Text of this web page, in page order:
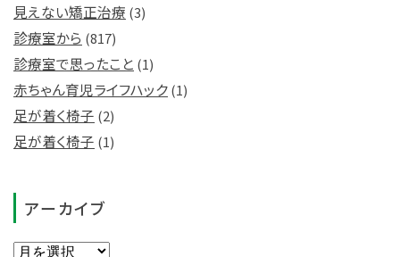
見えない矯正治療 (3)
診療室から (817)
診療室で思ったこと (1)
赤ちゃん育児ライフハック(1)
足が着く椅子 (2)
足が着く椅子 (1)
アーカイブ